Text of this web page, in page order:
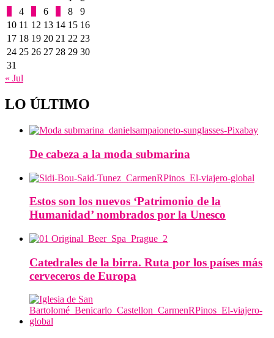
4 6 8
9
10 11 12 13 14 15 16
17 18 19 20 21 22 23
24 25 26 27 28 29 30
31
« Jul
LO ÚLTIMO
De cabeza a la moda submarina
Estos son los nuevos ‘Patrimonio de la
Humanidad’ nombrados por la Unesco
Catedrales de la birra. Ruta por los países más
cerveceros de Europa